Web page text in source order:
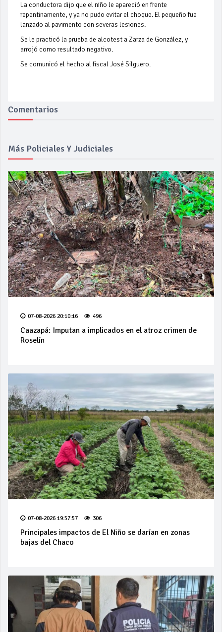
La conductora dijo que el niño le apareció en frente
repentinamente, y ya no pudo evitar el choque. El pequeño fue
lanzado al pavimento con severas lesiones.
Se le practicó la prueba de alcotest a Zarza de González, y
arrojó como resultado negativo.
Se comunicó el hecho al fiscal José Silguero.
Comentarios
Más Policiales Y Judiciales
07-08-2026 20:10:16 496
Caazapá: Imputan a implicados en el atroz crimen de
Roselín
07-08-2026 19:57:57 306
Principales impactos de El Niño se darían en zonas
bajas del Chaco